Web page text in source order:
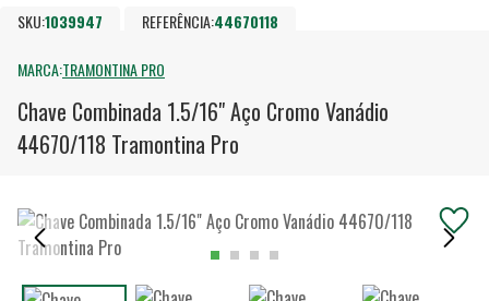
SKU:1039947 REFERÊNCIA:44670118
MARCA:TRAMONTINA PRO
Chave Combinada 1.5/16" Aço Cromo Vanádio
44670/118 Tramontina Pro